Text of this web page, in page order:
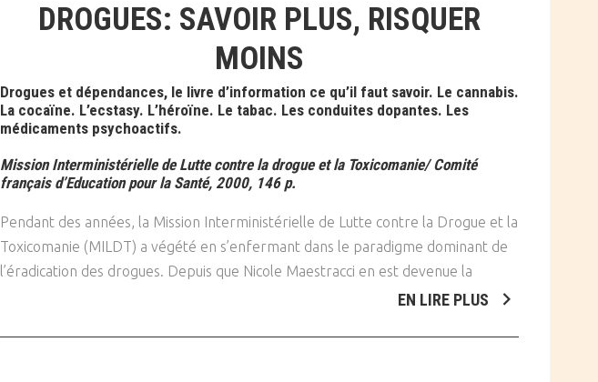
DROGUES: SAVOIR PLUS, RISQUER
MOINS
Drogues et dépendances, le livre d’information ce qu’il faut savoir. Le cannabis.
La cocaïne. L’ecstasy. L’héroïne. Le tabac. Les conduites dopantes. Les
médicaments psychoactifs.
Mission Interministérielle de Lutte contre la drogue et la Toxicomanie/ Comité
français d’Education pour la Santé, 2000, 146 p.
Pendant des années, la Mission Interministérielle de Lutte contre la Drogue et la
Toxicomanie (MILDT) a végété en s’enfermant dans le paradigme dominant de
l’éradication des drogues. Depuis que Nicole Maestracci en est devenue la
EN LIRE PLUS